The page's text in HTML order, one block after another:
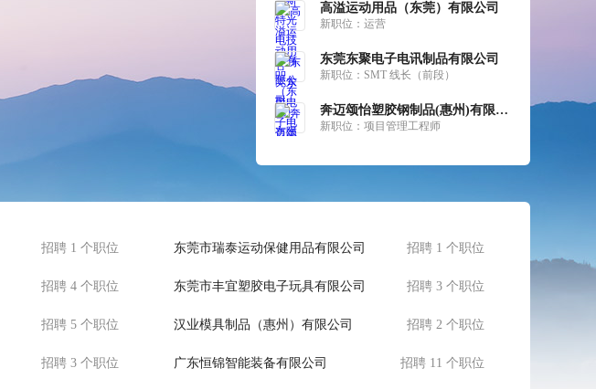
高溢运动用品（东莞）有限公司
新职位： 运营
东莞东聚电子电讯制品有限公司
新职位： SMT 线长（前段）
奔迈颂怡塑胶钢制品(惠州)有限公司
新职位： 项目管理工程师
招聘 1 个职位 东莞市瑞泰运动保健用品有限公司 招聘 1 个职位
招聘 4 个职位 东莞市丰宜塑胶电子玩具有限公司 招聘 3 个职位
招聘 5 个职位 汉业模具制品（惠州）有限公司 招聘 2 个职位
招聘 3 个职位 广东恒锦智能装备有限公司 招聘 11 个职位